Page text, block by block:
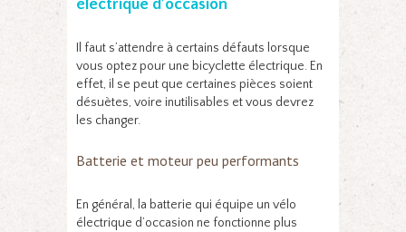
électrique d’occasion
Il faut s’attendre à certains défauts lorsque
vous optez pour une bicyclette électrique. En
effet, il se peut que certaines pièces soient
désuètes, voire inutilisables et vous devrez
les changer.
Batterie et moteur peu performants
En général, la batterie qui équipe un vélo
électrique d’occasion ne fonctionne plus